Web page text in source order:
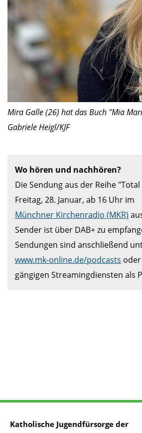
Mira Galle (26) hat das Buch "Mia
Gabriele Heigl/KJF
Wo hören und nachhören?
Die Sendung aus der Reihe
Freitag, 28. Januar, ab 16 Uhr im
Münchner Kirchenradio (MKR)
Sender ist über DAB+ zu
Sendungen sind anschließend
www.mk-online.de/podcasts
gängigen Streamingdiensten als
Katholische Jugendfürsorge der